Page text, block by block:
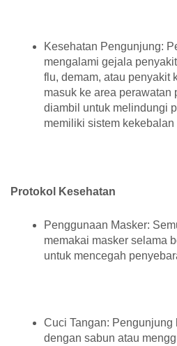
Kesehatan Pengunjung:
mengalami gejala
flu, demam, atau penyakit
masuk ke area perawatan
diambil untuk melindungi
memiliki sistem
Protokol Kesehatan
Penggunaan Masker:
memakai masker selama
untuk mencegah
Cuci Tangan: Pengunjung
dengan sabun atau